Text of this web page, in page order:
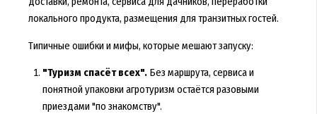
локального продукта, размещения для транзитных гостей.
Типичные ошибки и мифы, которые мешают запуску:
"Туризм спасёт всех".Без маршрута, сервиса и
понятной упаковки агротуризм остаётся разовыми
приездами "по знакомству".